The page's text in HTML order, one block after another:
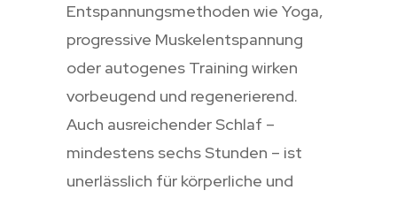
Entspannungsmethoden wie Yoga,
progressive Muskelentspannung
oder autogenes Training wirken
vorbeugend und regenerierend.
Auch ausreichender Schlaf –
mindestens sechs Stunden – ist
unerlässlich für körperliche und